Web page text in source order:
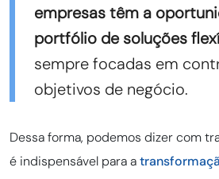
empresas têm a
portfólio de soluções
sempre focadas em
objetivos de negócio.
Dessa forma, podemos dizer com
é indispensável para a